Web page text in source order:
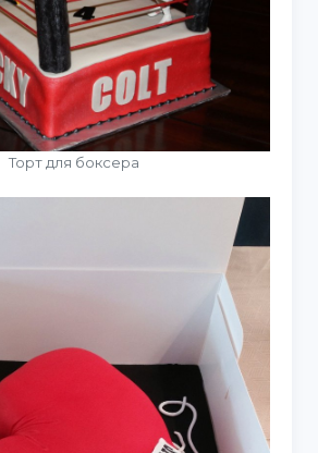
Торт для боксера